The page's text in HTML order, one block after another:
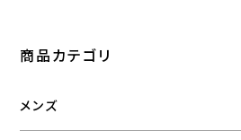
商品カテゴリ
メンズ